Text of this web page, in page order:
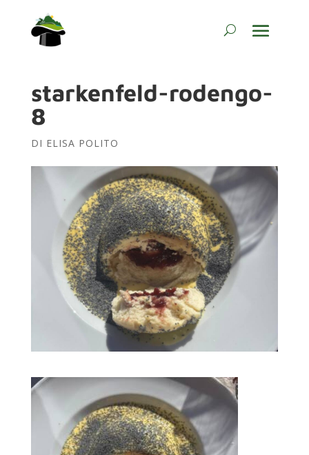
starkenfeld-rodengo-
8
DI ELISA POLITO